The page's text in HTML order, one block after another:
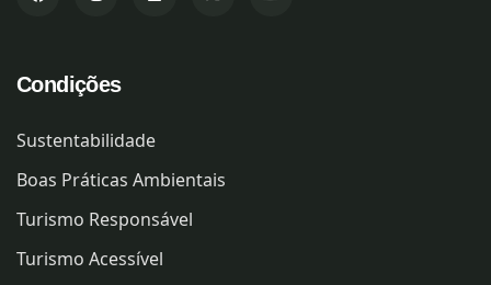
Condições
Sustentabilidade
Boas Práticas Ambientais
Turismo Responsável
Turismo Acessível